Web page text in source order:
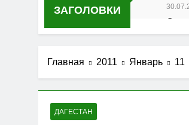
ЗАГОЛОВКИ
АО
Главная 2011 Январь 11
ДАГЕСТАН